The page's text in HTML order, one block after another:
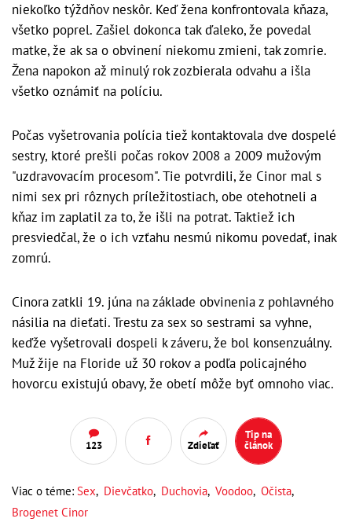
niekoľko týždňov neskôr. Keď žena konfrontovala kňaza,
všetko poprel. Zašiel dokonca tak ďaleko, že povedal
matke, že ak sa o obvinení niekomu zmieni, tak zomrie.
Žena napokon až minulý rok zozbierala odvahu a išla
všetko oznámiť na políciu.
Počas vyšetrovania polícia tiež kontaktovala dve dospelé
sestry, ktoré prešli počas rokov 2008 a 2009 mužovým
"uzdravovacím procesom". Tie potvrdili, že Cinor mal s
nimi sex pri rôznych príležitostiach, obe otehotneli a
kňaz im zaplatil za to, že išli na potrat. Taktiež ich
presviedčal, že o ich vzťahu nesmú nikomu povedať, inak
zomrú.
Cinora zatkli 19. júna na základe obvinenia z pohlavného
násilia na dieťati. Trestu za sex so sestrami sa vyhne,
keďže vyšetrovali dospeli k záveru, že bol konsenzuálny.
Muž žije na Floride už 30 rokov a podľa policajného
hovorcu existujú obavy, že obetí môže byť omnoho viac.
123 Zdieľať
Tip na
článok
Viac o téme: Sex, Dievčatko, Duchovia, Voodoo, Očista,
Brogenet Cinor